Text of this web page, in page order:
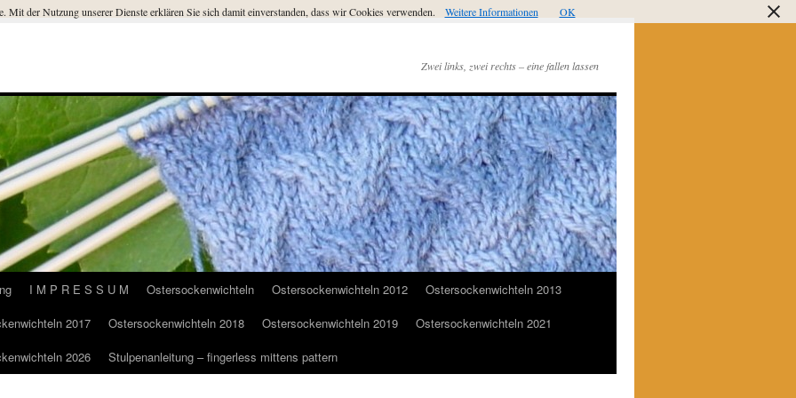
Zwei links, zwei rechts – eine fallen lassen
I M P R E S S U M Ostersockenwichteln Ostersockenwichteln 2012
Ostersockenwichteln 2013
2017 Ostersockenwichteln 2018 Ostersockenwichteln 2019
Ostersockenwichteln 2021
2026 Stulpenanleitung – fingerless mittens pattern
Mit der Nutzung unserer Dienste erklären Sie sich damit einverstanden, dass wir Cookies verwenden. Weitere Informationen OK